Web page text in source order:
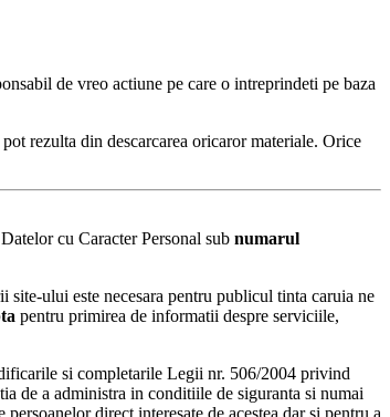
de vreo actiune pe care o intreprindeti pe baza
rezulta din descarcarea oricaror materiale. Orice
cu Caracter Personal sub numarul
ului este necesara pentru publicul tinta caruia ne
pentru primirea de informatii despre serviciile,
si completarile Legii nr. 506/2004 privind
de a administra in conditiile de siguranta si numai
direct interesate de acestea dar si pentru a